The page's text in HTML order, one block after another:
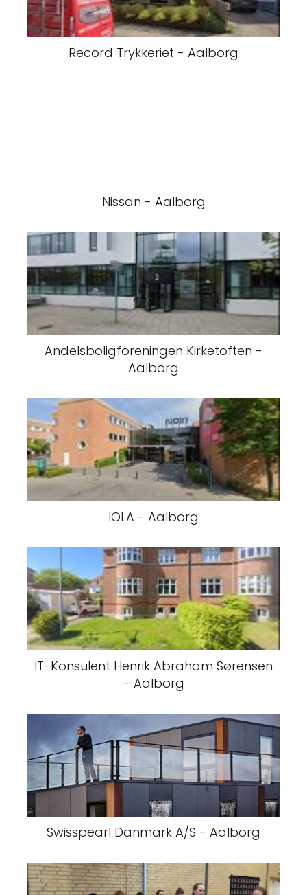
Record Trykkeriet - Aalborg
Nissan - Aalborg
Andelsboligforeningen Kirketoften -
Aalborg
IOLA - Aalborg
IT-Konsulent Henrik Abraham Sørensen
- Aalborg
Swisspearl Danmark A/S - Aalborg